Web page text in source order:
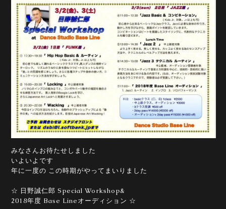
みなさんお待たせしました
いよいよです
年に一度の この時期がやってまいりました
☆ 日野誠仁郎 Special Workshop&
2018年度 Base Lineオーディション ☆